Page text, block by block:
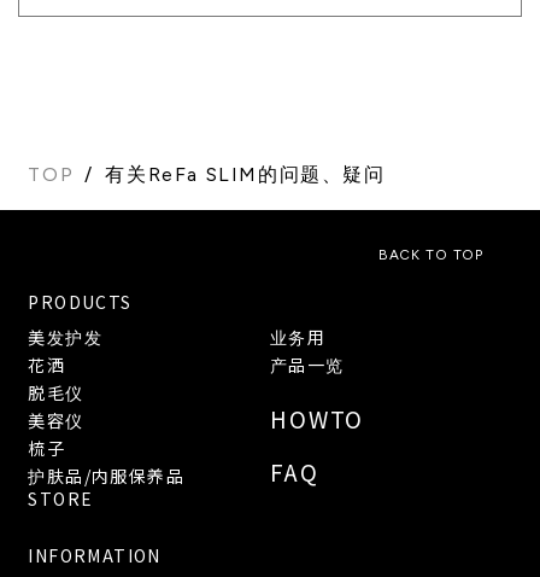
TOP 有关ReFa SLIM的问题、疑问
BACK TO TOP
PRODUCTS
美发护发
花洒
脱毛仪
美容仪
梳子
护肤品/内服保养品
业务用
产品一览
HOWTO
FAQ
STORE
INFORMATION